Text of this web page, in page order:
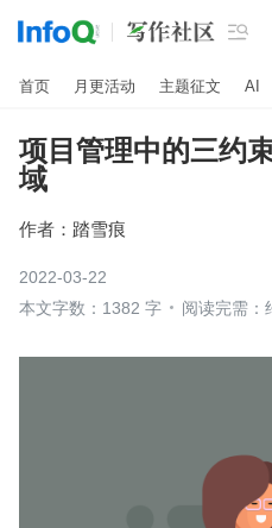

首页 月更活动 主题征文 AI
项目管理中的三约
域
作者： 踏雪痕
2022-03-22
本文字数：1382 字
阅读完需：